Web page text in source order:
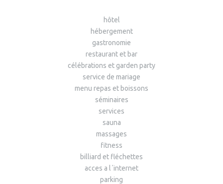
hôtel
hébergement
gastronomie
restaurant et bar
célébrations et garden party
service de mariage
menu repas et boissons
séminaires
services
sauna
massages
fitness
billiard et fléchettes
acces a l´internet
parking